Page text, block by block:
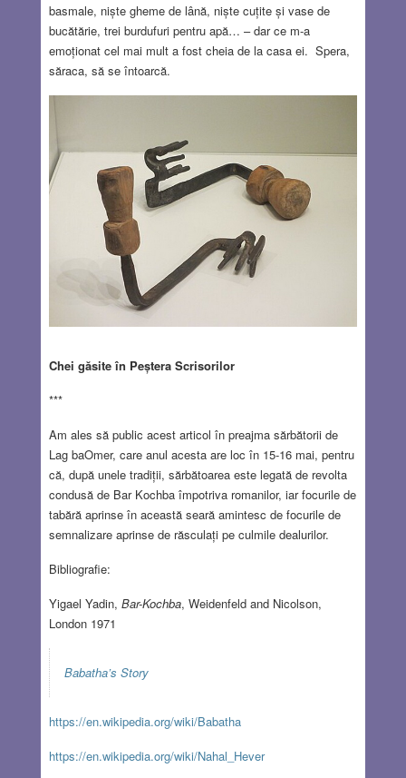
basmale, niște gheme de lână, niște cuțite și vase de
bucătărie, trei burdufuri pentru apă… – dar ce m-a
emoționat cel mai mult a fost cheia de la casa ei. Spera,
săraca, să se întoarcă.
Chei găsite în Peștera Scrisorilor
***
Am ales să public acest articol în preajma sărbătorii de
Lag baOmer, care anul acesta are loc în 15-16 mai, pentru
că, după unele tradiții, sărbătoarea este legată de revolta
condusă de Bar Kochba împotriva romanilor, iar focurile de
tabără aprinse în această seară amintesc de focurile de
semnalizare aprinse de răsculați pe culmile dealurilor.
Bibliografie:
Yigael Yadin, Bar-Kochba, Weidenfeld and Nicolson,
London 1971
Babatha’s Story
https://en.wikipedia.org/wiki/Babatha
https://en.wikipedia.org/wiki/Nahal_Hever